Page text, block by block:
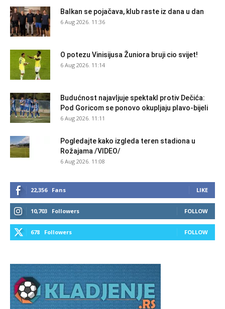
Balkan se pojačava, klub raste iz dana u dan
6 Aug 2026. 11:36
O potezu Vinisijusa Žuniora bruji cio svijet!
6 Aug 2026. 11:14
Budućnost najavljuje spektakl protiv Dečića:
Pod Goricom se ponovo okupljaju plavo-bijeli
6 Aug 2026. 11:11
Pogledajte kako izgleda teren stadiona u
Rožajama /VIDEO/
6 Aug 2026. 11:08
22,356 Fans LIKE
10,703 Followers FOLLOW
678 Followers FOLLOW